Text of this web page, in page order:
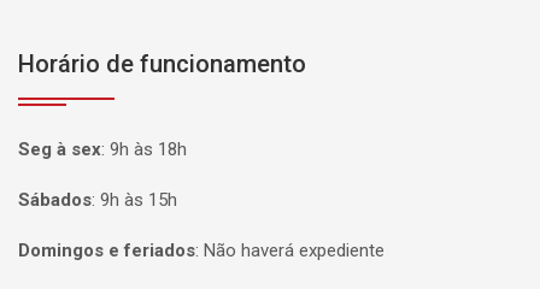
Horário de funcionamento
Seg à sex: 9h às 18h
Sábados: 9h às 15h
Domingos e feriados: Não haverá expediente